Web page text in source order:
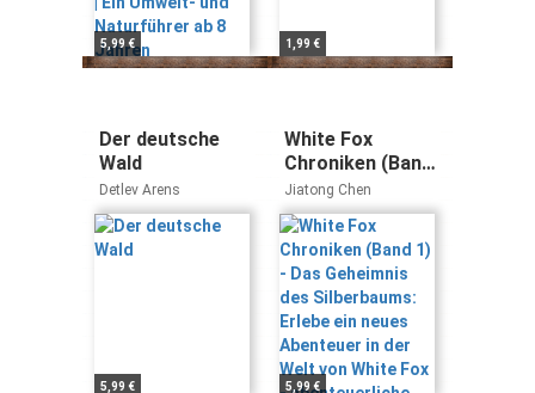
5,99 € 1,99 €
Der deutsche
Wald
Detlev Arens
5,99 €
White Fox
Chroniken (Band
1) - Das
Geheimnis des
Silberbaums:
Erlebe ein neues
Abenteuer in der
Welt von White
Fox -
abenteuerliche
Tierfantasy ab 9
Jiatong Chen
5,99 €